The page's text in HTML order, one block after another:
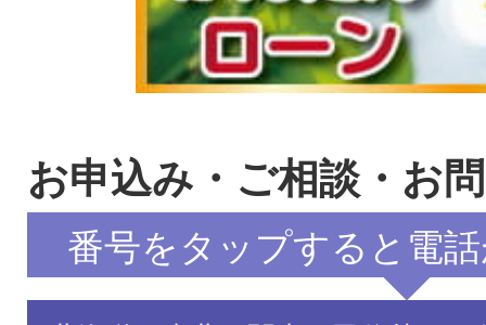
お申込み・ご相談・お
番号をタップすると電